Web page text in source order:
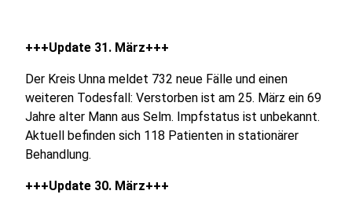
+++Update 31. März+++
Der Kreis Unna meldet 732 neue Fälle und einen
weiteren Todesfall: Verstorben ist am 25. März ein 69
Jahre alter Mann aus Selm. Impfstatus ist unbekannt.
Aktuell befinden sich 118 Patienten in stationärer
Behandlung.
+++Update 30. März+++